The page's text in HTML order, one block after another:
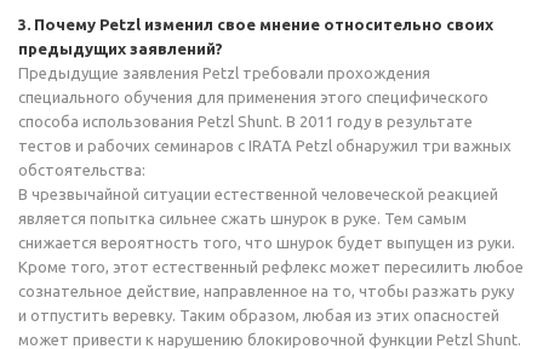
3. Почему Petzl изменил свое мнение относительно своих
предыдущих заявлений?
Предыдущие заявления Petzl требовали прохождения
специального обучения для применения этого специфического
способа использования Petzl Shunt. В 2011 году в результате
тестов и рабочих семинаров с IRATA Petzl обнаружил три важных
обстоятельства:
В чрезвычайной ситуации естественной человеческой реакцией
является попытка сильнее сжать шнурок в руке. Тем самым
снижается вероятность того, что шнурок будет выпущен из руки.
Кроме того, этот естественный рефлекс может пересилить любое
сознательное действие, направленное на то, чтобы разжать руку
и отпустить веревку. Таким образом, любая из этих опасностей
может привести к нарушению блокировочной функции Petzl Shunt.